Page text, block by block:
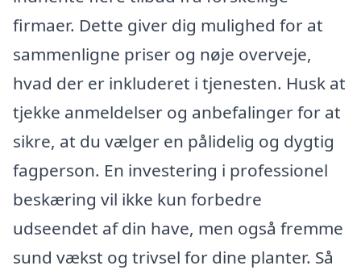
firmaer. Dette giver dig mulighed for at
sammenligne priser og nøje overveje,
hvad der er inkluderet i tjenesten. Husk at
tjekke anmeldelser og anbefalinger for at
sikre, at du vælger en pålidelig og dygtig
fagperson. En investering i professionel
beskæring vil ikke kun forbedre
udseendet af din have, men også fremme
sund vækst og trivsel for dine planter. Så